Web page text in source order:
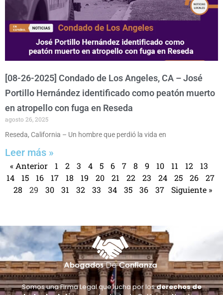
[08-26-2025] Condado de Los Angeles, CA – José
Portillo Hernández identificado como peatón muerto
en atropello con fuga en Reseda
agosto 26, 2025
Reseda, California – Un hombre que perdió la vida en
Leer más »
« Anterior 1 2 3 4 5 6 7 8 9 10 11 12
13
14
15 16 17 18 19 20 21 22 23 24 25 26
27
28
29 30 31 32 33 34 35 36 37 Siguiente »
Somos una Firma Legal que lucha por losderechos de